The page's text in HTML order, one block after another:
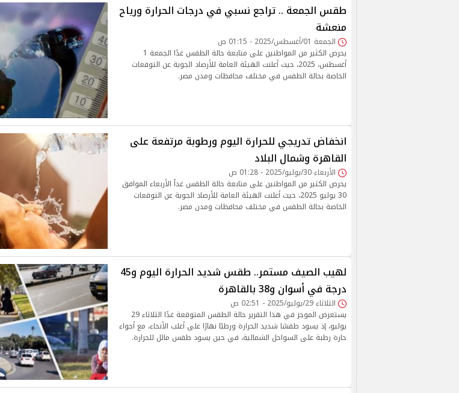
طقس الجمعة .. تراجع نسبي في درجات الحرارة ورياح
منعشة
الجمعة 01/أغسطس/2025 - 01:15 ص
يحرص الكثير من المواطنين على متابعة حالة الطقس غدًا الجمعة 1
أغسطس، 2025، حيث أعلنت الهيئة العامة للأرصاد الجوية عن التوقعات
الخاصة بحالة الطقس في مختلف محافظات ومدن مصر.
انخفاض تدريجي للحرارة اليوم ورطوبة مرتفعة على
القاهرة وشمال البلاد
الأربعاء 30/يوليو/2025 - 01:28 ص
يحرص الكثير من المواطنين على متابعة حالة الطقس غداً الأربعاء الموافق
30 يوليو 2025، حيث أعلنت الهيئة العامة للأرصاد الجوية عن التوقعات
الخاصة بحالة الطقس في مختلف محافظات ومدن مصر.
لهيب الصيف مستمر.. طقس شديد الحرارة اليوم و45
درجة في أسوان و38 بالقاهرة
الثلاثاء 29/يوليو/2025 - 02:51 ص
يستعرض الموجز في هذا التقرير حالة الطقس المتوقعة غدًا الثلاثاء 29
يوليو، إذ يسود طقسًا شديد الحرارة ورطبًا نهارًا على أغلب الأنحاء، مع أجواء
حارة رطبة على السواحل الشمالية، في حين يسود طقس مائل للحرارة.